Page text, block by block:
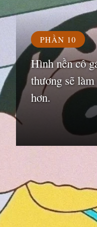
PHẦN 10
Hình nền cô
thương sẽ
hơn.